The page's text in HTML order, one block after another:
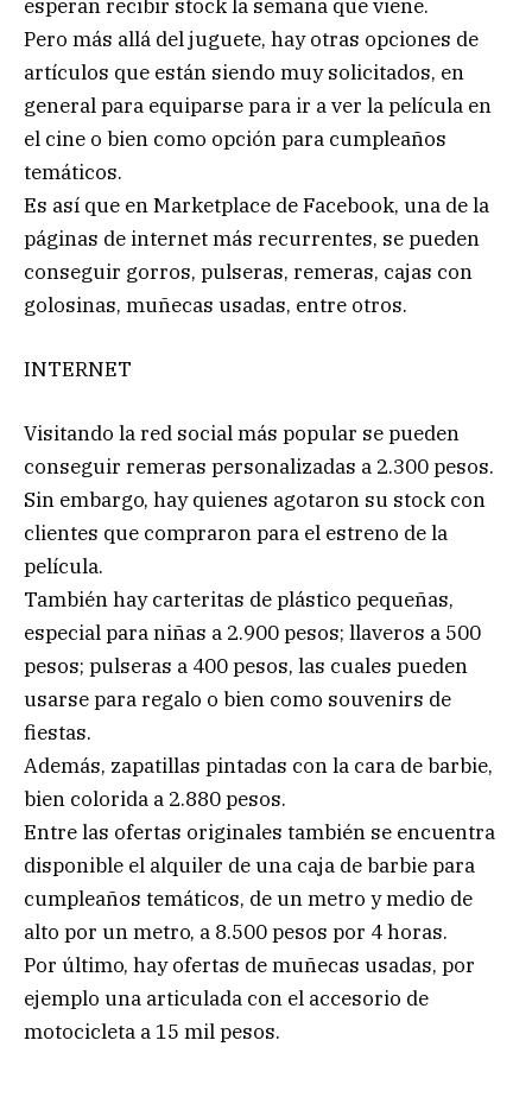
esperan recibir stock la semana que viene.
Pero más allá del juguete, hay otras opciones de
artículos que están siendo muy solicitados, en
general para equiparse para ir a ver la película en
el cine o bien como opción para cumpleaños
temáticos.
Es así que en Marketplace de Facebook, una de la
páginas de internet más recurrentes, se pueden
conseguir gorros, pulseras, remeras, cajas con
golosinas, muñecas usadas, entre otros.
INTERNET
Visitando la red social más popular se pueden
conseguir remeras personalizadas a 2.300 pesos.
Sin embargo, hay quienes agotaron su stock con
clientes que compraron para el estreno de la
película.
También hay carteritas de plástico pequeñas,
especial para niñas a 2.900 pesos; llaveros a 500
pesos; pulseras a 400 pesos, las cuales pueden
usarse para regalo o bien como souvenirs de
fiestas.
Además, zapatillas pintadas con la cara de barbie,
bien colorida a 2.880 pesos.
Entre las ofertas originales también se encuentra
disponible el alquiler de una caja de barbie para
cumpleaños temáticos, de un metro y medio de
alto por un metro, a 8.500 pesos por 4 horas.
Por último, hay ofertas de muñecas usadas, por
ejemplo una articulada con el accesorio de
motocicleta a 15 mil pesos.